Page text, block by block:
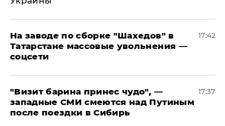
На заводе по сборке "Шахедов" в
Татарстане массовые увольнения —
соцсети
17:42
"Визит барина принес чудо", —
западные СМИ смеются над Путиным
после поездки в Сибирь
17:37